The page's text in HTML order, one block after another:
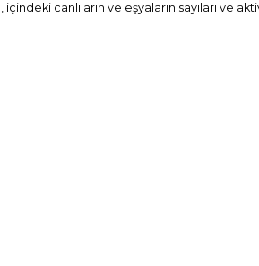
canlıların ve eşyaların sayıları ve